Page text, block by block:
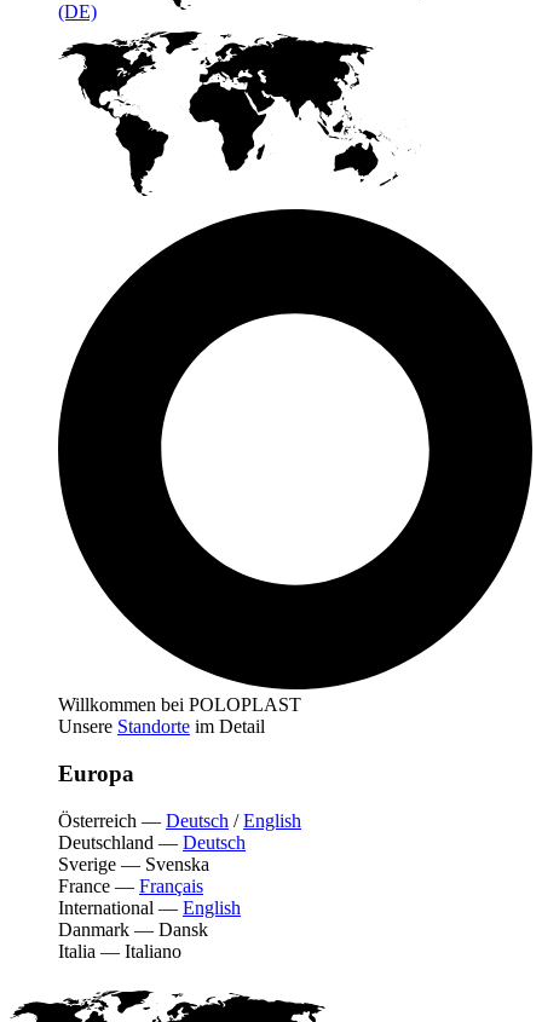
(DE)
Willkommen bei POLOPLAST
Unsere Standorte im Detail
Europa
Österreich — Deutsch /English
Deutschland — Deutsch
Sverige — Svenska
France — Français
International — English
Danmark — Dansk
Italia — Italiano